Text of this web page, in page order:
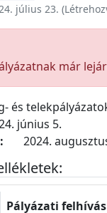
július 23.
már
és
június 5.
2024.
Pályázati felhívás